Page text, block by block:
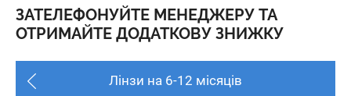
ЗАТЕЛЕФОНУЙТЕ МЕНЕДЖЕРУ ТА
ОТРИМАЙТЕ ДОДАТКОВУ ЗНИЖКУ
Лінзи на 6-12 місяців